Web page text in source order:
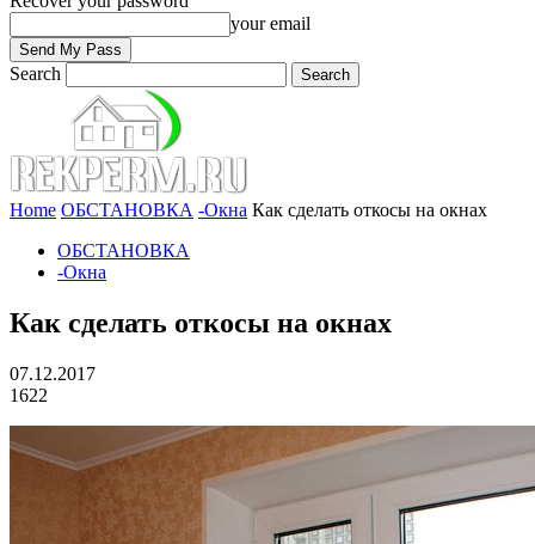
your email
Search
Home ОБСТАНОВКА -Окна Как сделать откосы на окнах
ОБСТАНОВКА
-Окна
Как сделать откосы на окнах
07.12.2017
1622